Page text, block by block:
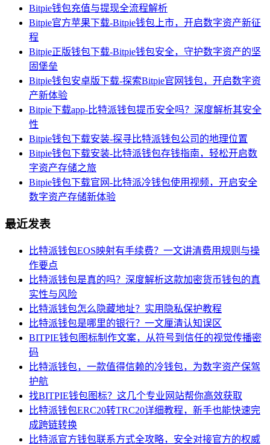
Bitpie钱包充值与提现全流程解析
Bitpie官方苹果下载-Bitpie钱包上市，开启数字资产新征
程
Bitpie正版钱包下载-Bitpie钱包安全，守护数字资产的坚
固堡垒
Bitpie钱包安卓版下载-探索Bitpie官网钱包，开启数字资
产新体验
Bitpie下载app-比特派钱包提币安全吗？深度解析其安全
性
Bitpie钱包下载安装-探寻比特派钱包公司的地理位置
Bitpie钱包下载安装-比特派钱包存钱指南，轻松开启数
字资产存储之旅
Bitpie钱包下载官网-比特派冷钱包使用视频，开启安全
数字资产存储新体验
最近发表
比特派钱包EOS映射有手续费？一文讲清费用规则与操
作要点
比特派钱包是真的吗？深度解析这款加密货币钱包的真
实性与风险
比特派钱包怎么隐藏地址？实用隐私保护教程
比特派钱包是哪里的银行？一文厘清认知误区
BITPIE钱包图标制作文案，从符号到信任的视觉传播密
码
比特派钱包，一款值得信赖的冷钱包，为数字资产保驾
护航
找BITPIE钱包图标？这几个专业网站帮你高效获取
比特派钱包ERC20转TRC20详细教程，新手也能快速完
成跨链转换
比特派官方钱包联系方式全攻略，安全对接官方的权威